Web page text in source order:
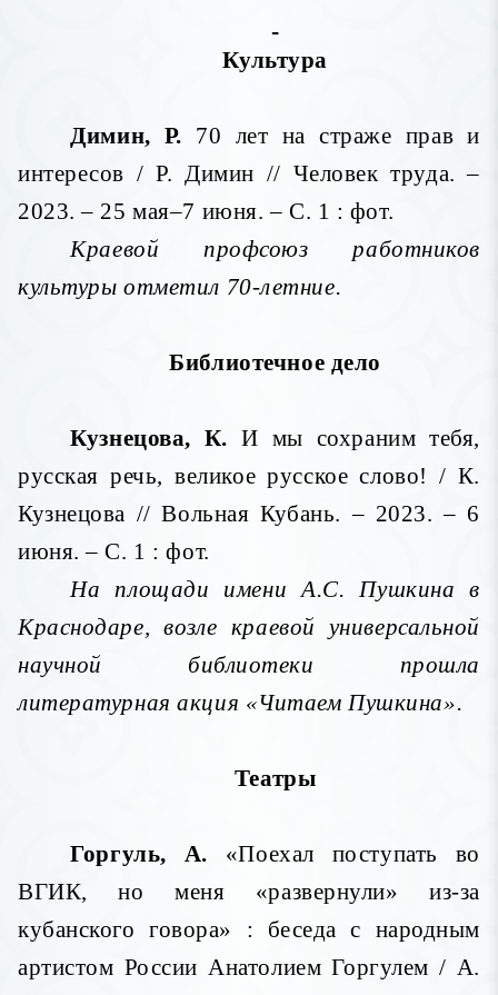
Культура
Димин, Р. 70 лет на страже прав и
интересов / Р. Димин // Человек труда. –
2023. – 25 мая–7 июня. – С. 1 : фот.
Краевой профсоюз работников
культуры отметил 70-летние.
Библиотечное дело
Кузнецова, К.И мы сохраним тебя,
русская речь, великое русское слово! / К.
Кузнецова // Вольная Кубань. – 2023. – 6
июня. – С. 1 : фот.
На площади имени А.С. Пушкина в
Краснодаре, возле краевой универсальной
научной библиотеки прошла
литературная акция «Читаем Пушкина».
Театры
Горгуль, А. «Поехал поступать во
ВГИК, но меня «развернули» из-за
кубанского говора» : беседа с народным
артистом России Анатолием Горгулем / А.